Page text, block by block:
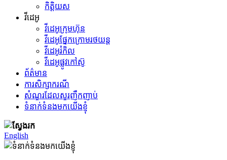
កិត្តិយស
វីដេអូ
វីដេអូក្រុមហ៊ុន
វីដេអូ​ផ្នែក​ក្រោម​រថយន្ត
វីដេអូ​រំកិល
វីដេអូផ្លូវកៅស៊ូ
ព័ត៌មាន
ការសិក្សាករណី
សំណួរដែលសួរញឹកញាប់
ទំនាក់ទំនងមកយើងខ្ញុំ
English